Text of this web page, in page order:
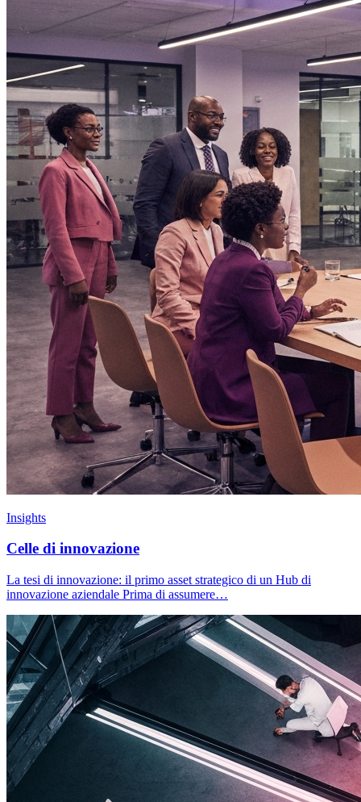
Insights
Celle di innovazione
La tesi di innovazione: il primo asset strategico di un Hub di
innovazione aziendale Prima di assumere…